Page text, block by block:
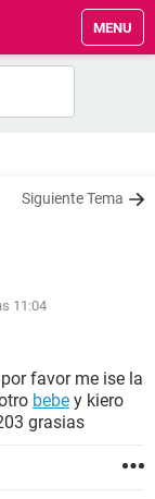
MENU
Siguiente Tema
11:04
favor me ise la
bebe y kiero
grasias